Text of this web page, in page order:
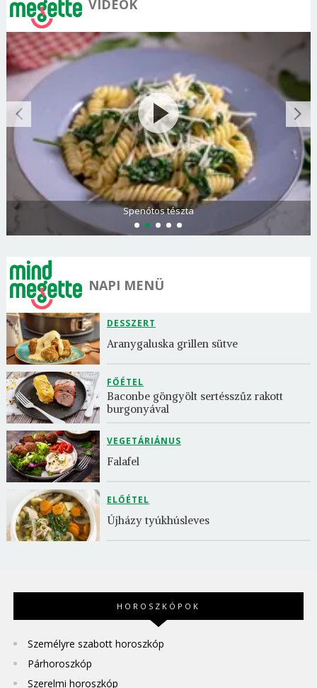
VIDEÓK
Spenótos tészta
NAPI MENÜ
DESSZERT
Aranygaluska grillen sütve
FŐÉTEL
Baconbe göngyölt sertésszűz rakott
burgonyával
VEGETÁRIÁNUS
Falafel
ELŐÉTEL
Újházy tyúkhúsleves
HOROSZKÓPOK
Személyre szabott horoszkóp
Párhoroszkóp
Szerelmi horoszkóp